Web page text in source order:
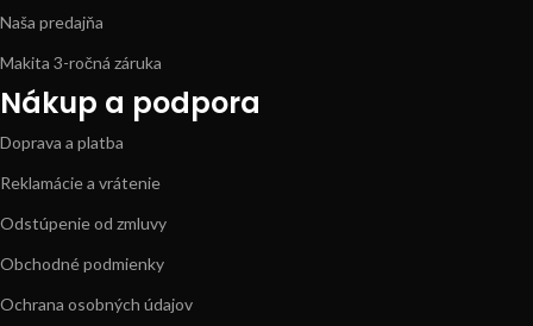
Naša predajňa
Makita 3-ročná záruka
Nákup a podpora
Doprava a platba
Reklamácie a vrátenie
Odstúpenie od zmluvy
Obchodné podmienky
Ochrana osobných údajov